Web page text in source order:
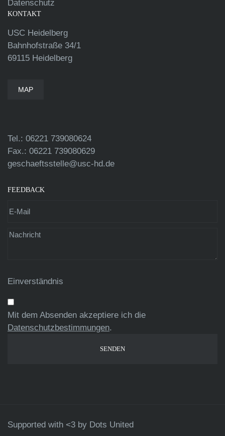
Datenschutz
KONTAKT
USC Heidelberg
Bahnhofstraße 34/1
69115 Heidelberg
MAP
Tel.: 06221 739080624
Fax.: 06221 739080629
geschaeftsstelle@usc-hd.de
FEEDBACK
Einverständnis
Mit dem Absenden akzeptiere ich die
Datenschutzbestimmungen.
Supported with <3 by Dots United